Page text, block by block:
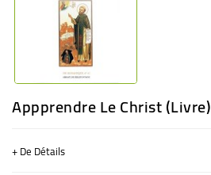
Appprendre Le Christ (livre)
+ De Détails